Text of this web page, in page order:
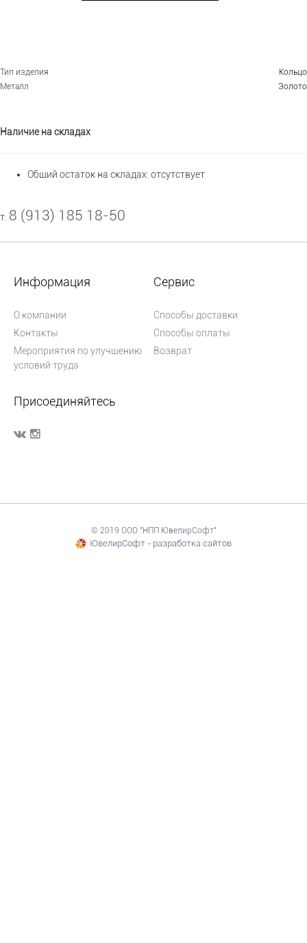
Тип изделия
Кольцо
Металл
Золото
Наличие на складах
Общий остаток на складах: отсутствует
т. 8 (913) 185 18-50
Информация
О компании
Контакты
Мероприятия по улучшению
условий труда
Сервис
Способы доставки
Способы оплаты
Возврат
Присоединяйтесь
© 2019 ООО "НПП ЮвелирСофт"
ЮвелирСофт - разработка сайтов